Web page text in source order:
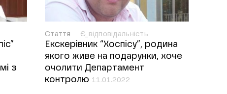
з
Стаття Є_відповідальність
Екскерівник “Хоспісу”, родина
якого живе на подарунки, хоче
очолити Департамент
контролю 11.01.2022